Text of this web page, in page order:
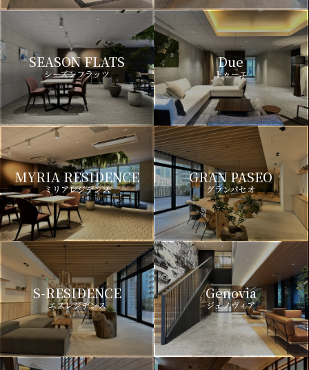
SEASON FLATS
シーズンフラッツ
Due
ドゥーエ
MYRIA RESIDENCE
ミリアレジデンス
GRAN PASEO
グランパセオ
S-RESIDENCE
エスレジデンス
Genovia
ジェノヴィア